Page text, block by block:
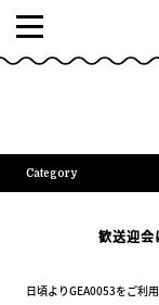
Category
歓送迎会
日頃よりGEA0053をご利